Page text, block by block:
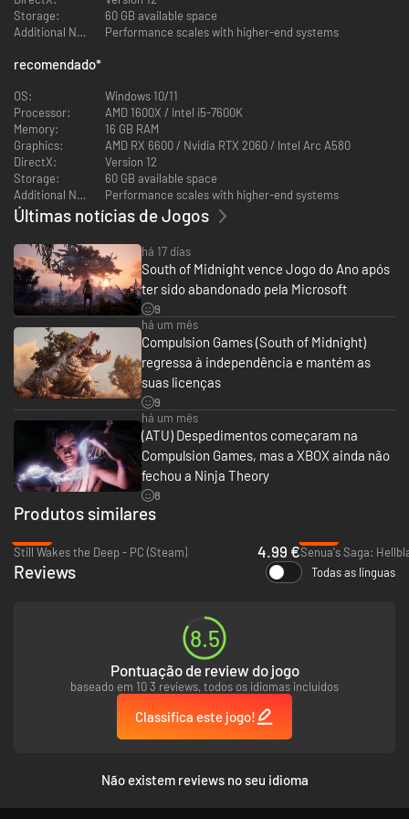
UM FOLCLORE MODERNO E SOMBRIO
Quando um furacão arrasa a cidade de Prospero, Hazel é levada para um
mundo gótico sulino de memórias transformadas em realidade, e deve
folclore dos tempos modernos, Hazel precisará reconciliar o peso da
família, da história e do legado contra sua própria identidade.
ENFRENTE CRIATURAS MÍTICAS
Utilize um poder antigo para restaurar as criaturas e descobrir os
traumas que as consomem. Conjure magia de tecelagem para lutar
contra as Assombrações destrutivas, explore as regiões variadas do Sul e
remende os rasgos na Grande Tapeçaria.
BELEZA ASSOMBROSA DO SUL GÓTICO
habitantes. Vivencie um estilo visual artesanal, uma narrativa tocante e
Storage:
60 GB available space
Additional Notes:
Performance scales with higher-end systems
recomendado*
OS:
Windows 10/11
Processor:
AMD 1600X / Intel i5-7600K
Memory:
16 GB RAM
Graphics:
AMD RX 6600 / Nvidia RTX 2060 / Intel Arc A580
DirectX:
Version 12
Storage:
60 GB available space
Additional Notes:
Performance scales with higher-end systems
Últimas notícias de Jogos
há 17 dias
South of Midnight vence Jogo do Ano após
ter sido abandonado pela Microsoft
9
há um mês
Compulsion Games (South of Midnight)
regressa à independência e mantém as
suas licenças
9
há um mês
(ATU) Despedimentos começaram na
Compulsion Games, mas a XBOX ainda não
fechou a Ninja Theory
8
Produtos similares
Still Wakes the Deep - PC (Steam)
4.99 €Senua's Saga:
Reviews Todas as línguas
8.5
Pontuação de review do jogo
baseado em 10 3 reviews, todos os idiomas incluídos
Classifica este jogo!
Não existem reviews no seu idioma